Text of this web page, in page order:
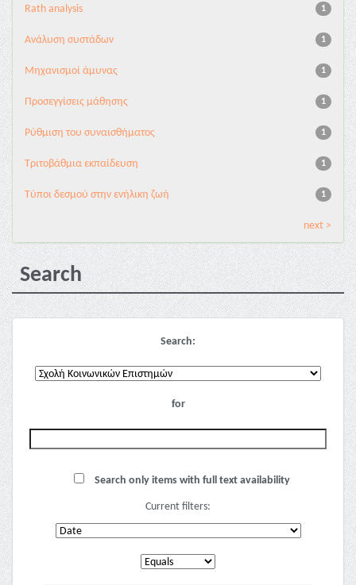
1
Rath analysis
1
Ανάλυση συστάδων
1
Μηχανισμοί άμυνας
1
Προσεγγίσεις μάθησης
1
Ρύθμιση του συναισθήματος
1
Τριτοβάθμια εκπαίδευση
1
Τύποι δεσμού στην ενήλικη ζωή
next >
Search
Search:
for
Search only items with full text availability
Current filters: